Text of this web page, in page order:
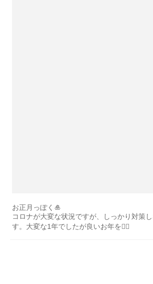
お正月っぽく🎍
コロナが大変な状況ですが、しっかり対策
す。大変な1年でしたが良いお年を🙇‍♂️